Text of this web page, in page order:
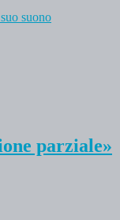
suono
parziale»